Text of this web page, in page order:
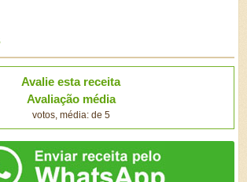
Avalie esta receita
Avaliação média
votos, média: de 5